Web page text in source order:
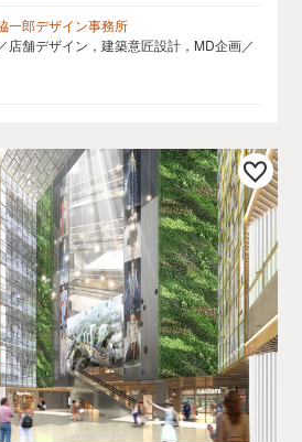
一郎デザイン事務所
店舗デザイン，建築意匠設計，MD企画／